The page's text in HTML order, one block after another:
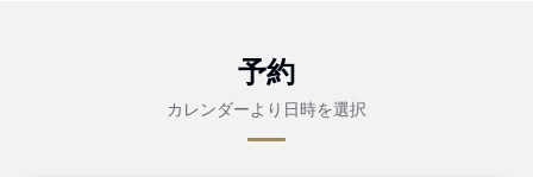
予約
カレンダーより日時を選択